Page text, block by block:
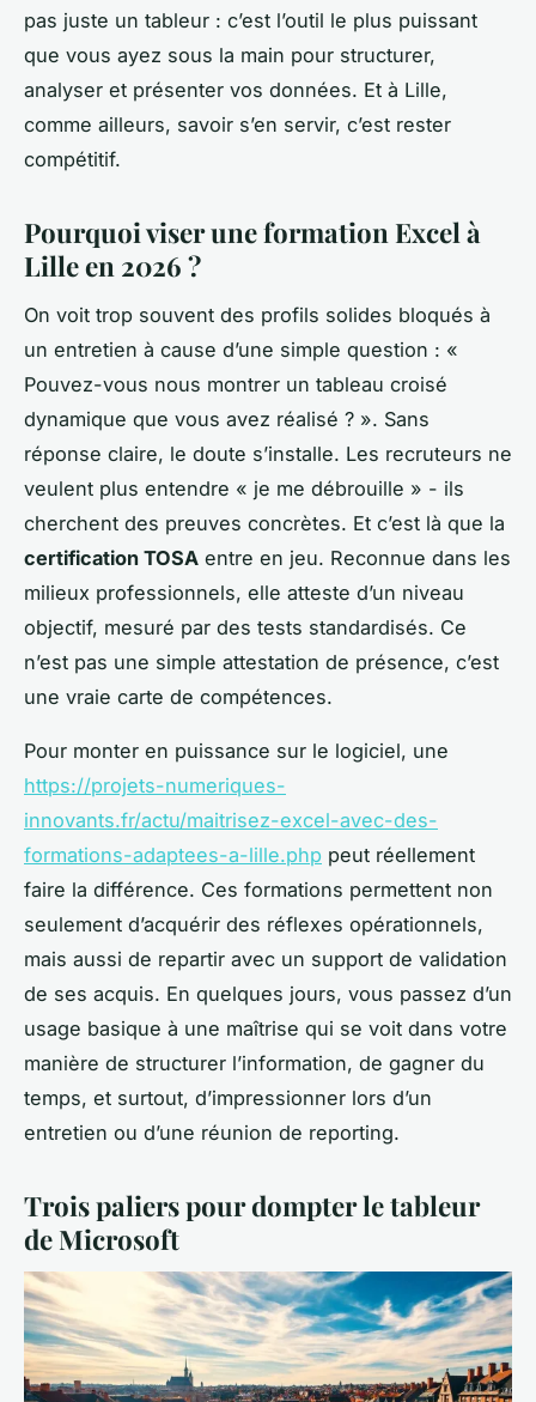
pas juste un tableur : c’est l’outil le plus puissant
que vous ayez sous la main pour structurer,
analyser et présenter vos données. Et à Lille,
comme ailleurs, savoir s’en servir, c’est rester
compétitif.
Pourquoi viser une formation Excel à
Lille en 2026 ?
On voit trop souvent des profils solides bloqués à
un entretien à cause d’une simple question : «
Pouvez-vous nous montrer un tableau croisé
dynamique que vous avez réalisé ? ». Sans
réponse claire, le doute s’installe. Les recruteurs ne
veulent plus entendre « je me débrouille » - ils
cherchent des preuves concrètes. Et c’est là que la
certification TOSA entre en jeu. Reconnue dans les
milieux professionnels, elle atteste d’un niveau
objectif, mesuré par des tests standardisés. Ce
n’est pas une simple attestation de présence, c’est
une vraie carte de compétences.
Pour monter en puissance sur le logiciel, une
https://projets-numeriques-
innovants.fr/actu/maitrisez-excel-avec-des-
formations-adaptees-a-lille.php peut réellement
faire la différence. Ces formations permettent non
seulement d’acquérir des réflexes opérationnels,
mais aussi de repartir avec un support de validation
de ses acquis. En quelques jours, vous passez d’un
usage basique à une maîtrise qui se voit dans votre
manière de structurer l’information, de gagner du
temps, et surtout, d’impressionner lors d’un
entretien ou d’une réunion de reporting.
Trois paliers pour dompter le tableur
de Microsoft